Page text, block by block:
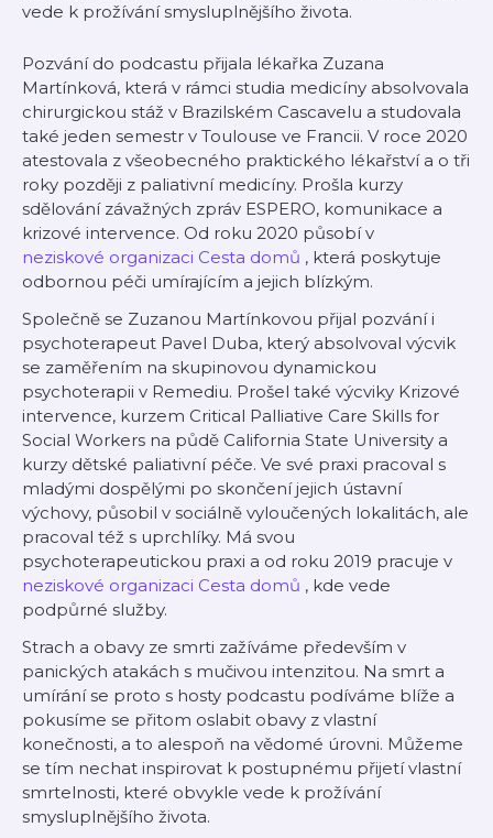
vede k prožívání smysluplnějšího života.
Pozvání do podcastu přijala lékařka Zuzana
Martínková, která v rámci studia medicíny absolvovala
chirurgickou stáž v Brazilském Cascavelu a studovala
také jeden semestr v Toulouse ve Francii. V roce 2020
atestovala z všeobecného praktického lékařství a o tři
roky později z paliativní medicíny. Prošla kurzy
sdělování závažných zpráv ESPERO, komunikace a
krizové intervence. Od roku 2020 působí v
neziskové organizaci Cesta domů , která poskytuje
odbornou péči umírajícím a jejich blízkým.
Společně se Zuzanou Martínkovou přijal pozvání i
psychoterapeut Pavel Duba, který absolvoval výcvik
se zaměřením na skupinovou dynamickou
psychoterapii v Remediu. Prošel také výcviky Krizové
intervence, kurzem Critical Palliative Care Skills for
Social Workers na půdě California State University a
kurzy dětské paliativní péče. Ve své praxi pracoval s
mladými dospělými po skončení jejich ústavní
výchovy, působil v sociálně vyloučených lokalitách, ale
pracoval též s uprchlíky. Má svou
psychoterapeutickou praxi a od roku 2019 pracuje v
neziskové organizaci Cesta domů , kde vede
podpůrné služby.
Strach a obavy ze smrti zažíváme především v
panických atakách s mučivou intenzitou. Na smrt a
umírání se proto s hosty podcastu podíváme blíže a
pokusíme se přitom oslabit obavy z vlastní
konečnosti, a to alespoň na vědomé úrovni. Můžeme
se tím nechat inspirovat k postupnému přijetí vlastní
smrtelnosti, které obvykle vede k prožívání
smysluplnějšího života.